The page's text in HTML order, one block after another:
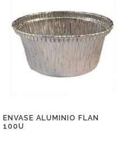
ENVASE ALUMINIO FLAN
100U